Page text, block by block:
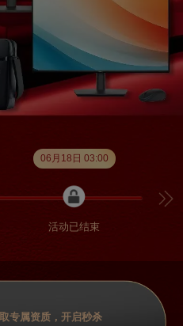
06月18日 03:00
活动已结束
专属资质，开启秒杀